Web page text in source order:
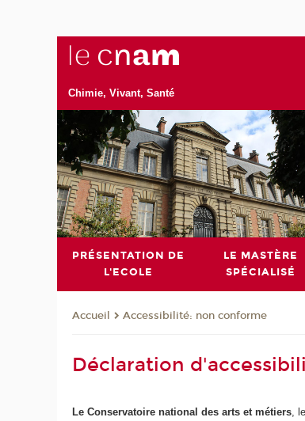
Chimie, Vivant, Santé
PRÉSENTATION DE
L'ECOLE
LE MASTÈRE
SPÉCIALISÉ
Accueil Accessibilité: non conforme
Déclaration
Le Conservatoire national des arts et métiers ,